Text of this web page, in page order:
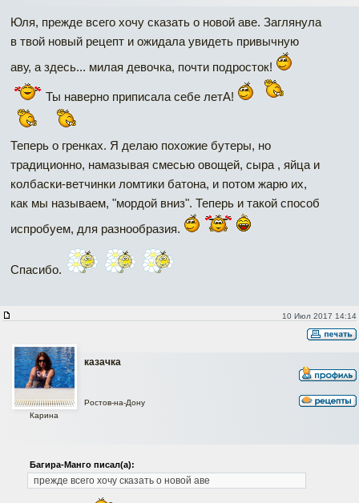
Юля, прежде всего хочу сказать о новой аве. Заглянула
в твой новый рецепт и ожидала увидеть привычную
аву, а здесь... милая девочка, почти подросток!
Ты наверно приписала себе летА!
Теперь о гренках. Я делаю похожие бутеры, но
традиционно, намазывая смесью овощей, сыра , яйца и
колбаски-ветчинки ломтики батона, и потом жарю их,
как мы называем, "мордой вниз". Теперь и такой способ
испробуем, для разнообразия.
Спасибо.
10 Июл 2017 14:14
казачка
Карина
Ростов-на-Дону
Багира-Манго писал(а):
прежде всего хочу сказать о новой аве